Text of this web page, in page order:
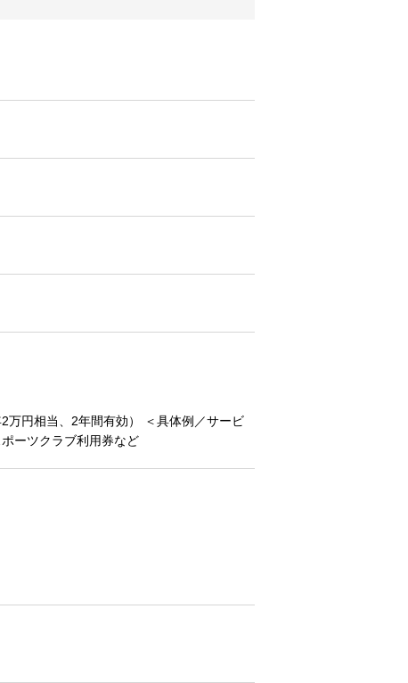
万円相当、2年間有効） ＜具体例／サービ
ーツクラブ利用券など